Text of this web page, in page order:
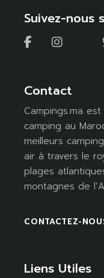
Suivez-nous
Contact
Campings.ma
camping au
meilleurs
air à travers le
plages
montagnes de
CONTACTEZ-
Liens Utiles